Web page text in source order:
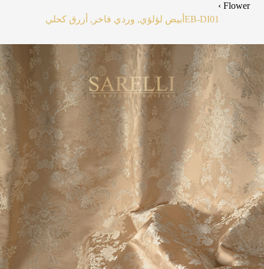
Flower ›
EB-DI01 أبيض لؤلؤي, وردي فاخر, أزرق كحلي